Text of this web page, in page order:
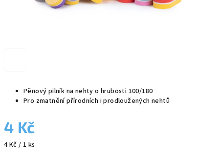
Pěnový pilník na nehty o hrubosti 100/180
Pro zmatnění přírodních i prodloužených nehtů
4 Kč
Měrná
4 Kč / 1 ks